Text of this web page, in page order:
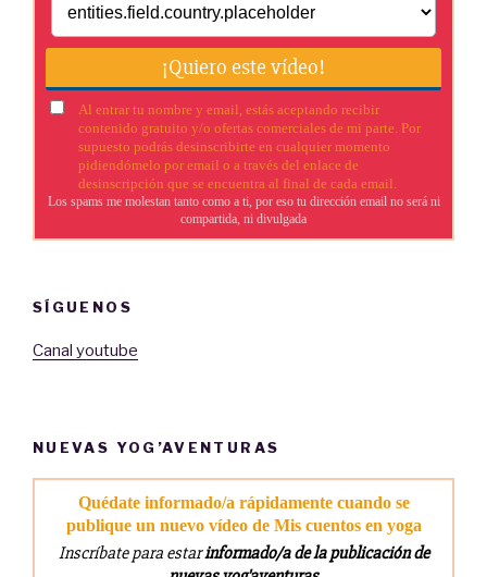
SÍGUENOS
Canal youtube
NUEVAS YOG’AVENTURAS